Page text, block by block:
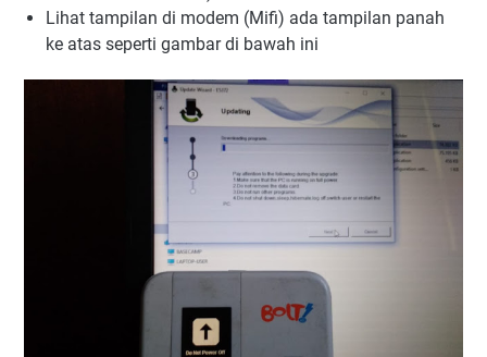
Lihat tampilan di modem (Mifi) ada tampilan panah
ke atas seperti gambar di bawah ini